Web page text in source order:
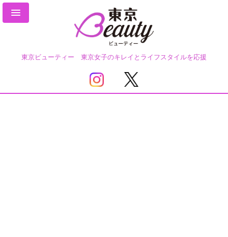
東京ビューティー 東京女子のキレイとライフスタイルを応援